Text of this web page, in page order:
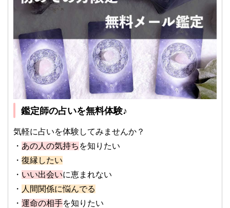
鑑定師の占いを無料体験♪
気軽に占いを体験してみませんか？
・ あの人の気持ち を知りたい
・ 復縁したい
・ いい出会いに恵まれない
・ 人間関係に悩んでる
・ 運命の相手を知りたい